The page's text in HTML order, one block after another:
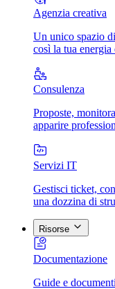
Agenzia creativa
Un unico spazio
così la tua
Consulenza
Proposte,
apparire
Servizi IT
Gestisci ticket,
una dozzina di
Risorse
Documentazione
Guide e